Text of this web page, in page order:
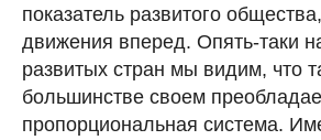
показатель развитого
движения вперед. Опять-таки
развитых стран мы видим, что
большинстве своем
пропорциональная система.